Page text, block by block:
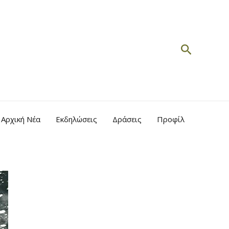
Search
Αρχική Νέα Εκδηλώσεις Δράσεις Προφίλ